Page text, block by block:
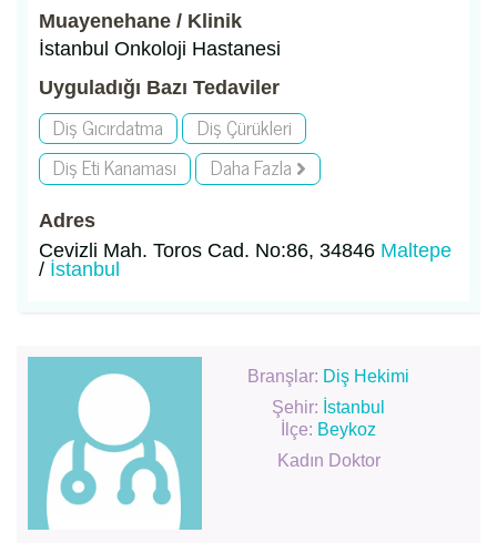
Muayenehane / Klinik
İstanbul Onkoloji Hastanesi
Uyguladığı Bazı Tedaviler
Diş Gıcırdatma
Diş Çürükleri
Diş Eti Kanaması
Daha Fazla
Adres
Cevizli Mah. Toros Cad. No:86, 34846 Maltepe
/ İstanbul
Branşlar: Diş Hekimi
Şehir: İstanbul
İlçe: Beykoz
Kadın Doktor